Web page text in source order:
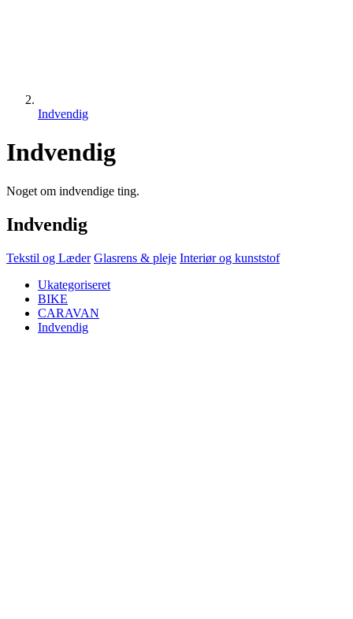
Indvendig
Indvendig
Noget om indvendige ting.
Indvendig
Tekstil og Læder Glasrens & pleje Interiør og kunststof
Ukategoriseret
BIKE
CARAVAN
Indvendig